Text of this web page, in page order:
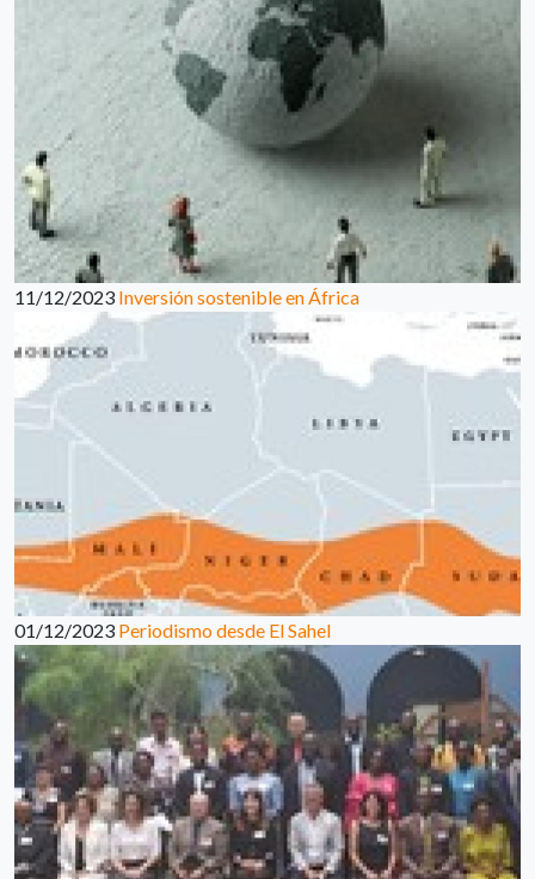
11/12/2023 Inversión sostenible en África
01/12/2023 Periodismo desde El Sahel